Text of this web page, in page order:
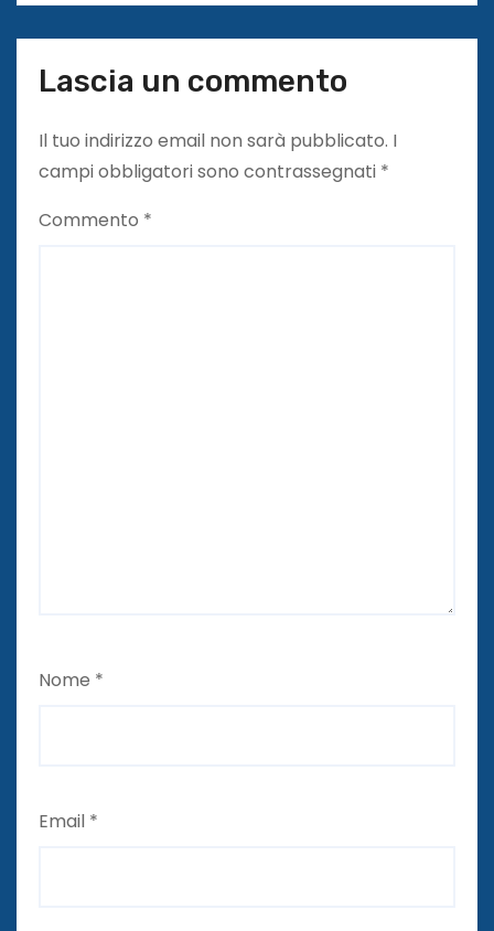
Lascia un commento
Il tuo indirizzo email non sarà pubblicato. I
campi obbligatori sono contrassegnati *
Commento *
Nome *
Email *